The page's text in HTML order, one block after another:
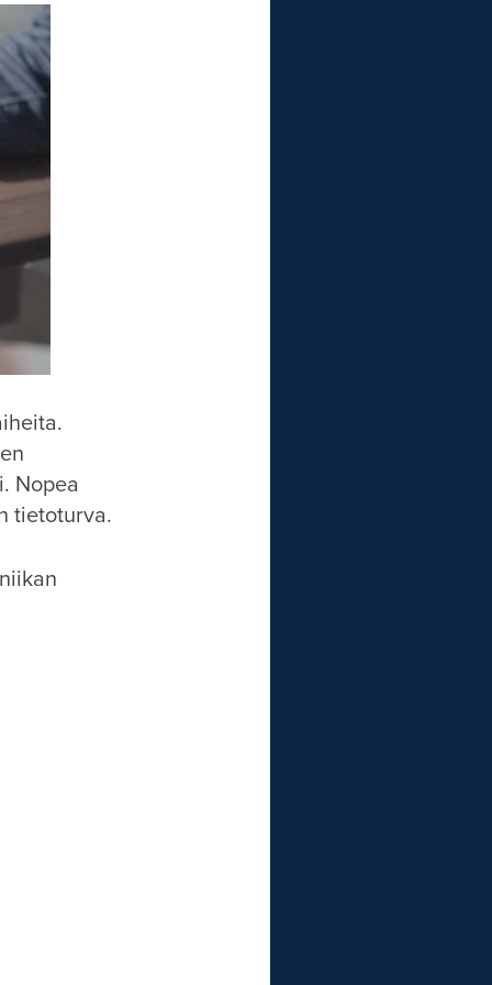
Nopea
tietoturva.